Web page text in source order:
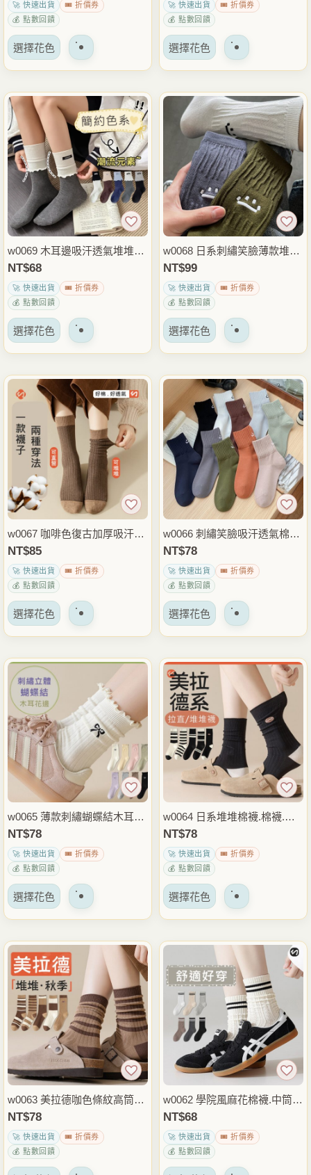
上
擇
上
擇
🚀 快速出貨
🎟️ 折價券
💰 點數回饋
選擇花色 該
有
多
種
變
體。
可
以
在
產
頁
上
擇
🚀 快速出貨
🎟️ 折價券
💰 點數回饋
選擇花色 該
有
多
種
變
體。
可
以
在
產
頁
上
擇
w0069 木耳邊吸汗透氣堆堆襪.
中筒襪.棉襪
NT$68
🚀 快速出貨
🎟️ 折價券
💰 點數回饋
選擇花色 該
有
種
變
體。
可
以
在
產
頁
上
擇
w0068 日系刺繡笑臉薄款堆堆
棉襪.長襪.襪子
NT$99
🚀 快速出貨
🎟️ 折價券
💰 點數回饋
選擇花色 該
有
多
種
變
體。
可
以
在
產
頁
上
擇
w0067 咖啡色復古加厚吸汗堆
堆棉襪.長襪.襪子
NT$85
🚀 快速出貨
🎟️ 折價券
💰 點數回饋
選擇花色 該
有
體。
可
以
在
產
頁
上
擇
w0066 刺繡笑臉吸汗透氣棉襪.
中筒襪.襪子
NT$78
🚀 快速出貨
🎟️ 折價券
💰 點數回饋
選擇花色 該
有
多
體。
可
以
在
產
頁
上
擇
w0065 薄款刺繡蝴蝶結木耳邊
堆堆棉襪.中筒襪.襪子
NT$78
🚀 快速出貨
🎟️ 折價券
💰 點數回饋
選擇花色 該
有
多
種
變
體。
可
以
在
產
頁
上
w0064 日系堆堆棉襪.棉襪.中
筒襪.襪子
NT$78
🚀 快速出貨
🎟️ 折價券
💰 點數回饋
選擇花色 該
有
多
種
變
體。
以
在
產
頁
上
w0063 美拉德咖色條紋高筒堆
堆襪.棉襪.中筒襪.襪子
NT$78
🚀 快速出貨
🎟️ 折價券
💰 點數回饋
w0062 學院風麻花棉襪.中筒
襪.襪子
NT$68
🚀 快速出貨
🎟️ 折價券
💰 點數回饋